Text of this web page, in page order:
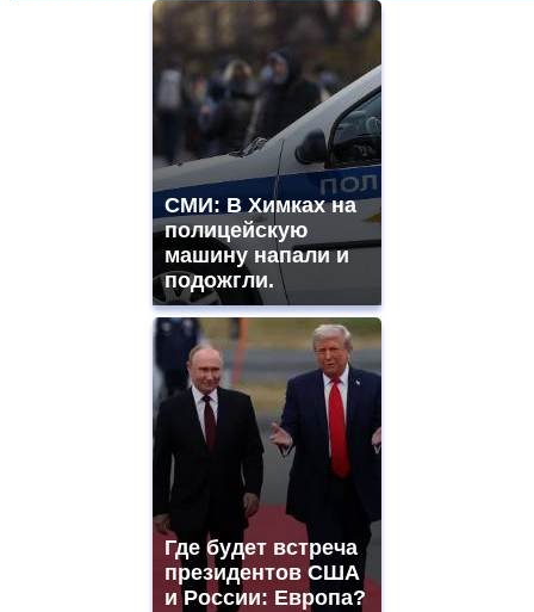
СМИ: В Химках на
полицейскую
машину напали и
подожгли.
Где будет встреча
президентов США
и России: Европа?